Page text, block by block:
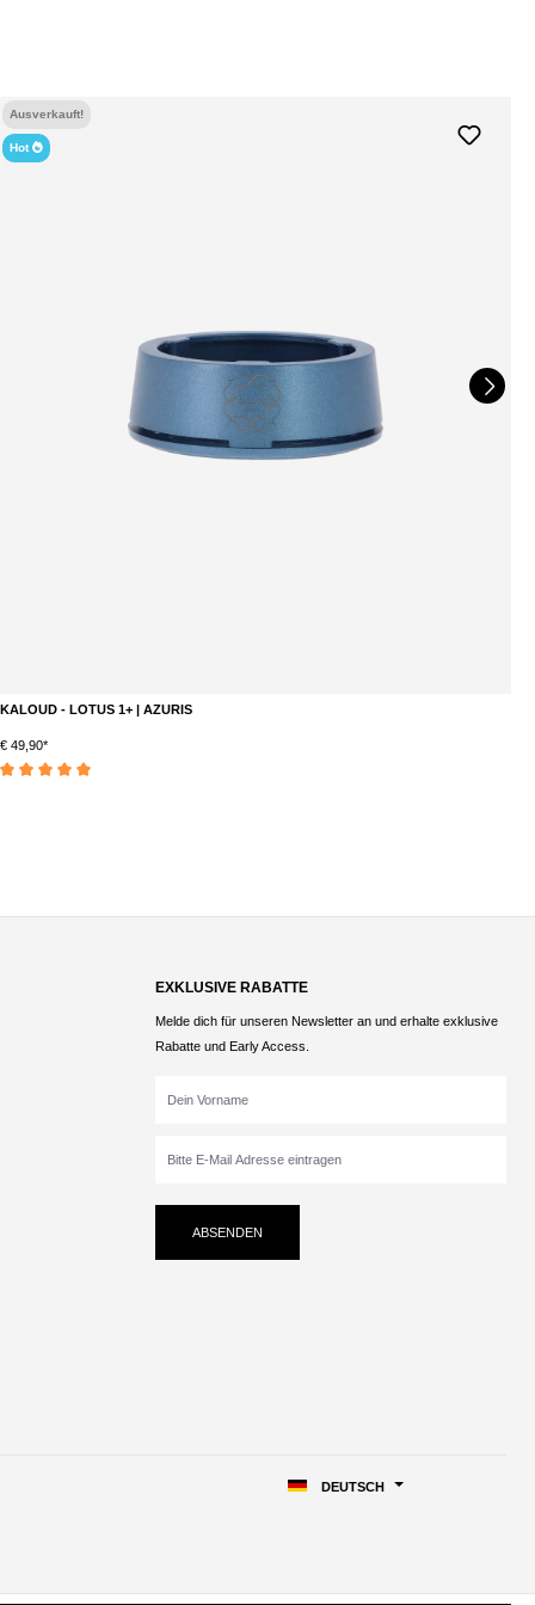
Ausverkauft!
-40%
WD - HMD - SCHWARZ
SALE € 17,90*
EXKLUSIVE RABATTE
Melde dich für unseren Newsletter an und erhalte exklusive
Rabatte und Early Access.
ABSENDEN
DEUTSCH